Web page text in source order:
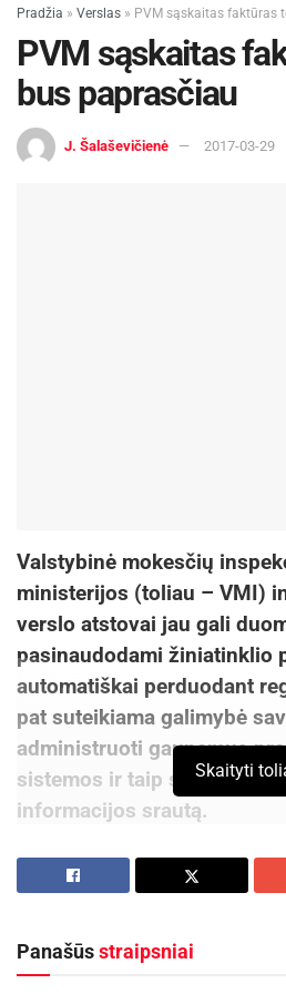
Pradžia » Verslas » PVM sąskaitas faktūras
PVM sąskaitas
bus paprasčiau
J. Šalaševičienė 2017-03-29
Valstybinė mokesčių
ministerijos (toliau – VMI)
verslo atstovai jau gali
pasinaudodami žiniatinklio
automatiškai perduodant
pat suteikiama galimybė
administruoti gaunamus
sistemos ir taip sumažinti
informacijos srautą.
„Mokesčių mokėtojai iki
pateikti dviem būdais:
Dabar duomenis į i.SAF
Skaityti
Panašūsstraipsniai